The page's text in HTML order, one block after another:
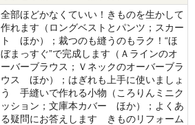
全部ほどかなくていい！きものを生かして
作れます（ロングベストとパンツ；スカー
ト ほか）；裁つのも縫うのもラク！“ほ
ぼまっすぐ”で完成します（Ａラインのオ
ーバーブラウス；Ｖネックのオーバーブラ
ウス ほか）；はぎれも上手に使いましょ
う 手縫いで作れる小物（ころりんミニク
ッション；文庫本カバー ほか）；よくあ
る疑問にお答えします きものリフォーム